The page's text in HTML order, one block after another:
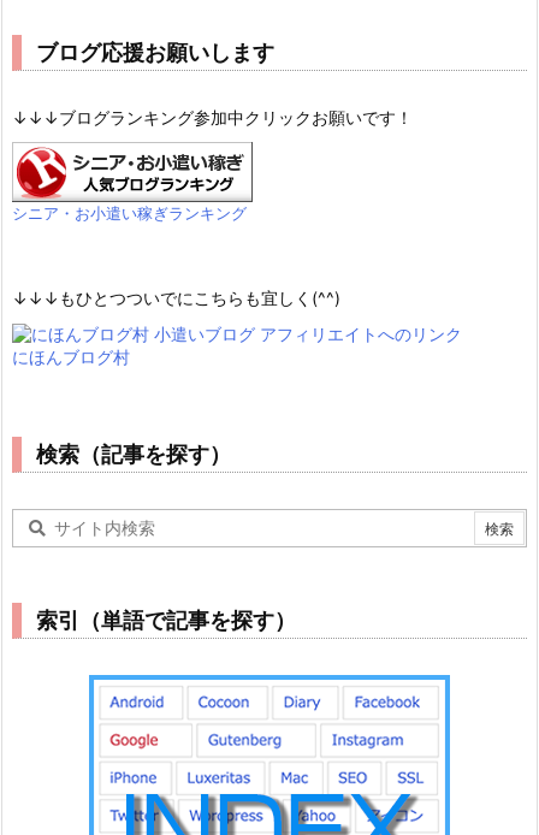
ブログ応援お願いします
↓↓↓ブログランキング参加中クリックお願いです！
シニア・お小遣い稼ぎランキング
↓↓↓もひとつついでにこちらも宜しく(^^)
にほんブログ村
検索（記事を探す）
索引（単語で記事を探す）